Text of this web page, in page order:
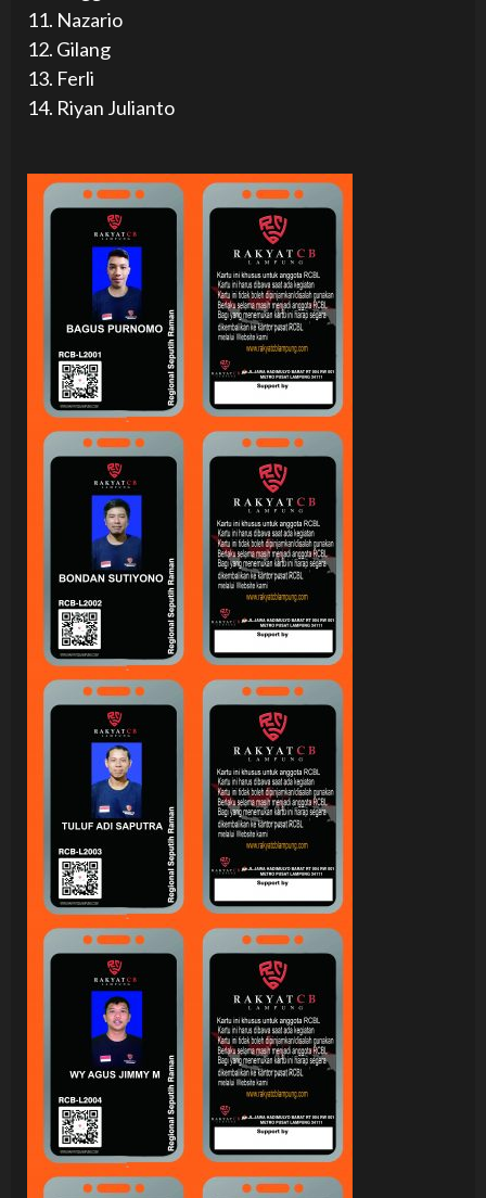
11. Nazario
12. Gilang
13. Ferli
14. Riyan Julianto